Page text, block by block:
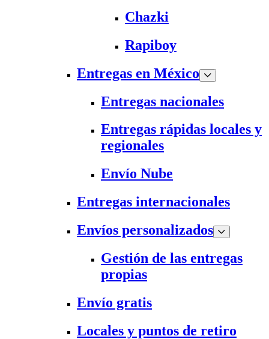
Chazki
Rapiboy
Entregas en México
Entregas nacionales
Entregas rápidas locales y
regionales
Envío Nube
Entregas internacionales
Envíos personalizados
Gestión de las entregas
propias
Envío gratis
Locales y puntos de retiro